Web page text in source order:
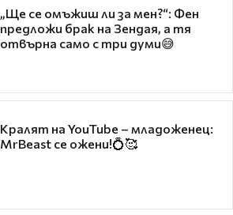
„Ще се омъжиш ли за мен?“: Фен
предложи брак на Зендая, а тя
отвърна само с три думи😅
Кралят на YouTube – младоженец:
MrBeast се ожени!💍🥰